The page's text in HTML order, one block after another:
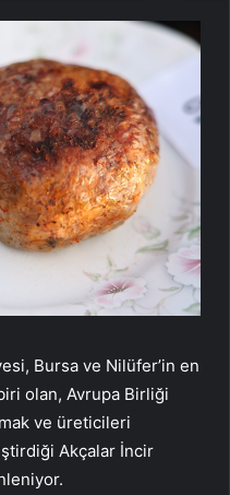
Bursa ve Nilüfer’in en
olan, Avrupa Birliği
ve üreticileri
Akçalar İncir